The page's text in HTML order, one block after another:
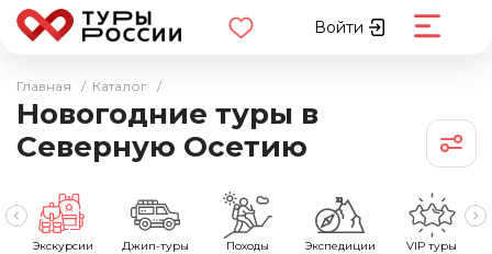
Войти
Главная / Каталог /
Новогодние туры в
Северную Осетию
Экскурсии Джип-туры Походы Экспедиции VIP туры